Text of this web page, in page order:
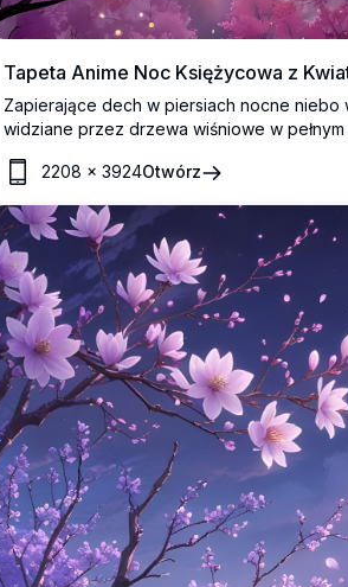
Tapeta Anime Noc Księżycowa z
Zapierające dech w piersiach nocne niebo
widziane przez drzewa wiśniowe w
różowymi chmurami, rozproszonymi
2208 ×3924Otwórz